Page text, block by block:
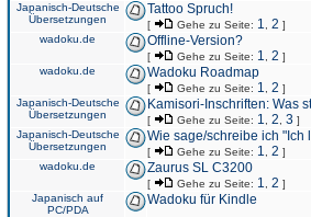
Japanisch-Deutsche
Übersetzungen
Tattoo Spruch!
[ Gehe zu Seite: 1 2 ]
wadoku.de
Offline-Version?
[ Gehe zu Seite: 1 2 ]
wadoku.de
Wadoku Roadmap
[ Gehe zu Seite: 1 2 ]
Japanisch-Deutsche
Übersetzungen
Kamisori-Inschriften: Was
[ Gehe zu Seite: 1 2 3 ]
Japanisch-Deutsche
Übersetzungen
Wie sage/schreibe ich "Ich
[ Gehe zu Seite: 1 2 ]
wadoku.de
Zaurus SL C3200
[ Gehe zu Seite: 1 2 ]
Japanisch auf
PC/PDA
Wadoku für Kindle